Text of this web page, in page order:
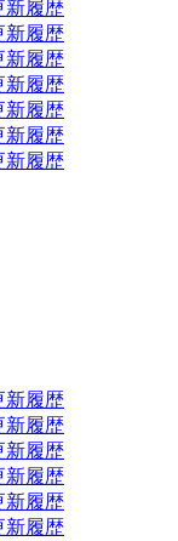
新履歴
新履歴
新履歴
新履歴
新履歴
新履歴
新履歴
新履歴
新履歴
新履歴
新履歴
新履歴
新履歴